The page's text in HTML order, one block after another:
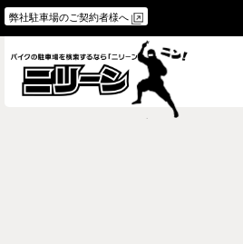
弊社駐車場のご契約者様へ